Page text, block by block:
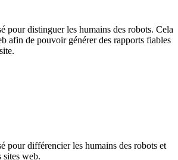
pour distinguer les humains des robots. Cela
afin de pouvoir générer des rapports fiables
pour différencier les humains des robots et
sites web.